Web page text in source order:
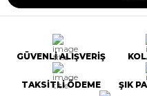
GÜVENLİ ALIŞVERİŞ
TAKSİTLİ ÖDEME ŞIK